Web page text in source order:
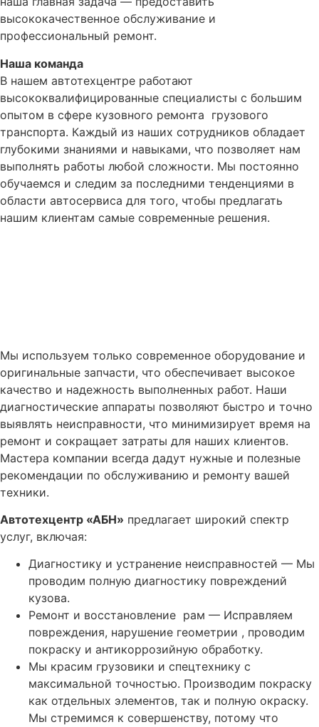
высококачественное обслуживание и
профессиональный ремонт.
Наша команда
В нашем автотехцентре работают
высококвалифицированные специалисты с большим
опытом в сфере кузовного ремонта грузового
транспорта. Каждый из наших сотрудников обладает
глубокими знаниями и навыками, что позволяет нам
выполнять работы любой сложности. Мы постоянно
обучаемся и следим за последними тенденциями в
области автосервиса для того, чтобы предлагать
нашим клиентам самые современные решения.
Мы используем только современное оборудование и
оригинальные запчасти, что обеспечивает высокое
качество и надежность выполненных работ. Наши
диагностические аппараты позволяют быстро и точно
выявлять неисправности, что минимизирует время на
ремонт и сокращает затраты для наших клиентов.
Мастера компании всегда дадут нужные и полезные
рекомендации по обслуживанию и ремонту вашей
техники.
Автотехцентр «АБН» предлагает широкий спектр
услуг, включая:
Диагностику и устранение неисправностей — Мы
проводим полную диагностику повреждений
кузова.
Ремонт и восстановление рам — Исправляем
повреждения, нарушение геометрии , проводим
покраску и антикоррозийную обработку.
Мы красим грузовики и спецтехнику с
максимальной точностью. Производим покраску
как отдельных элементов, так и полную окраску.
Мы стремимся к совершенству, потому что